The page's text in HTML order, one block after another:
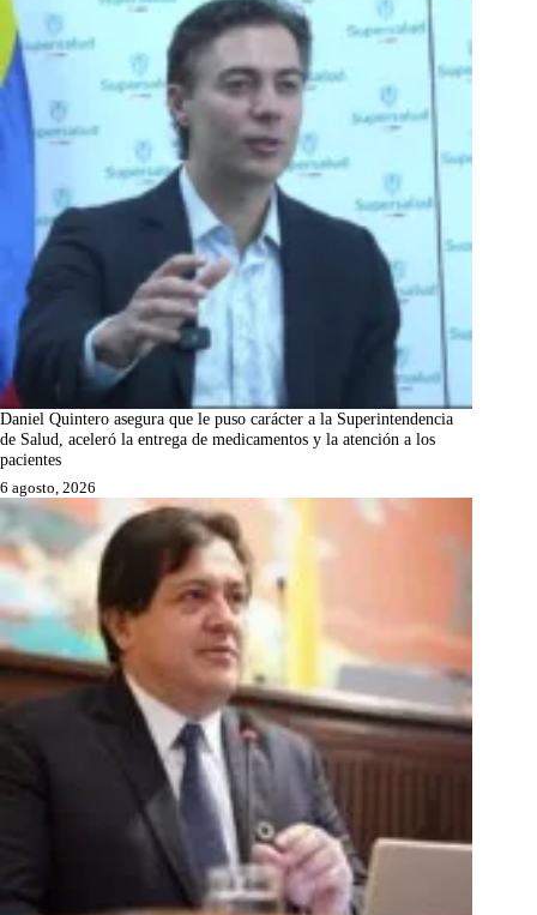
Daniel Quintero asegura que le puso carácter a la Superintendencia
de Salud, aceleró la entrega de medicamentos y la atención a los
pacientes
6 agosto, 2026